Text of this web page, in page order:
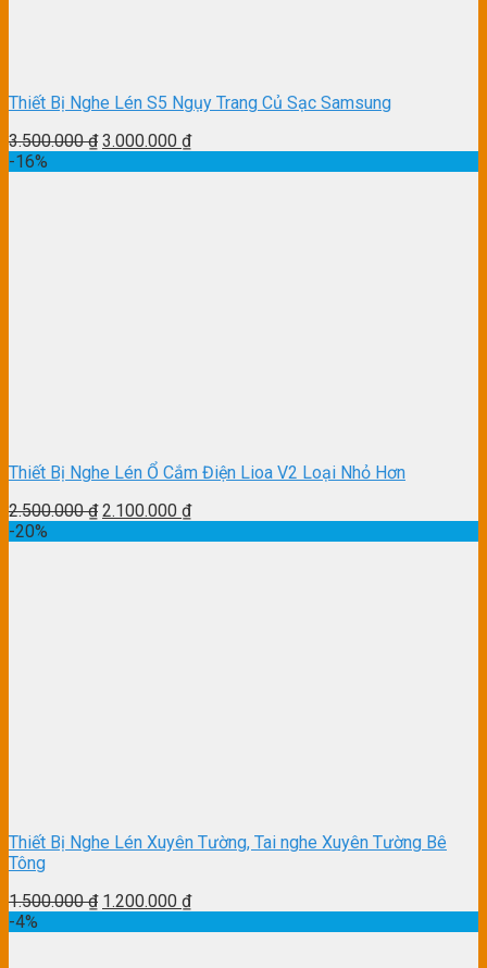
Thiết Bị Nghe Lén S5 Ngụy Trang Củ Sạc Samsung
3.500.000₫ 3.000.000 ₫
-16%
Thiết Bị Nghe Lén Ổ Cắm Điện Lioa V2 Loại Nhỏ Hơn
2.500.000₫ 2.100.000 ₫
-20%
Thiết Bị Nghe Lén Xuyên Tường, Tai nghe Xuyên Tường Bê
Tông
1.500.000₫ 1.200.000 ₫
-4%